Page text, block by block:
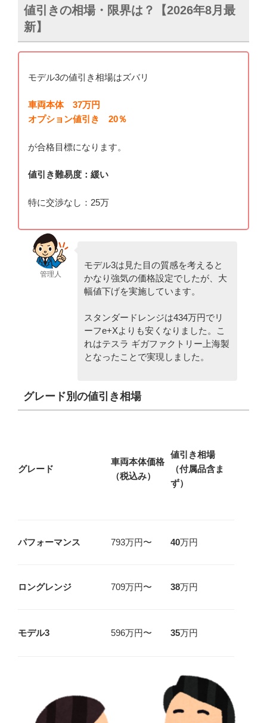
値引きの相場・限界は？【2026年8月最
新】
モデル3の値引き相場はズバリ
車両本体 37万円
オプション値引き 20％
が合格目標になります。
値引き難易度：緩い
特に交渉なし：25万
管理人
モデル3は見た目の質感を考えると
かなり強気の価格設定でしたが、大
幅値下げを実施しています。
スタンダードレンジは434万円でリ
ーフe+Xよりも安くなりました。こ
れはテスラ ギガファクトリー上海製
となったことで実現しました。
グレード別の値引き相場
グレード
車両本体価格
（税込み）
値引き相場
（付属品含ま
ず）
パフォーマンス 793万円〜 40万円
ロングレンジ 709万円〜 38万円
モデル3 596万円〜 35万円